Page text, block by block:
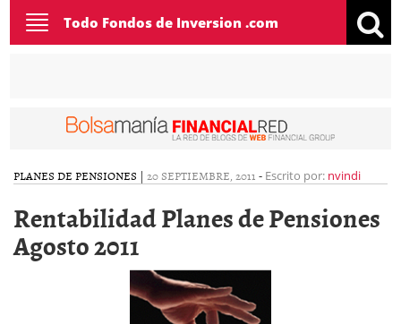
Toggle
navigation
Todo Fondos de Inversion .com
PLANES DE PENSIONES | 20 SEPTIEMBRE, 2011 - Escrito por: nvindi
Rentabilidad Planes de Pensiones
Agosto 2011